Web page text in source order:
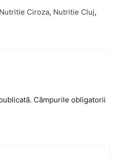
Nutritie Ciroza, Nutritie Cluj,
Câmpurile obligatorii